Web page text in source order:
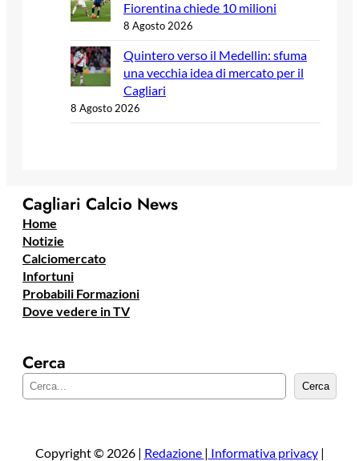
Fiorentina chiede 10 milioni
8 Agosto 2026
Quintero verso il Medellin: sfuma
una vecchia idea di mercato per il
Cagliari
8 Agosto 2026
Cagliari Calcio News
Home
Notizie
Calciomercato
Infortuni
Probabili Formazioni
Dove vedere in TV
Cerca
e
a
Cerca
Copyright © 2026 | Redazione | Informativa privacy|